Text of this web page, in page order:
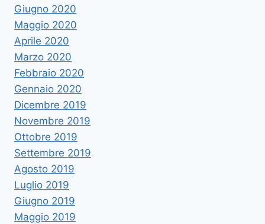
Giugno 2020
Maggio 2020
Aprile 2020
Marzo 2020
Febbraio 2020
Gennaio 2020
Dicembre 2019
Novembre 2019
Ottobre 2019
Settembre 2019
Agosto 2019
Luglio 2019
Giugno 2019
Maggio 2019